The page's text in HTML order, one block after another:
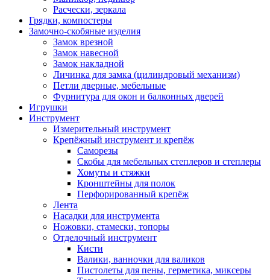
Расчески, зеркала
Грядки, компостеры
Замочно-скобяные изделия
Замок врезной
Замок навесной
Замок накладной
Личинка для замка (цилиндровый механизм)
Петли дверные, мебельные
Фурнитура для окон и балконных дверей
Игрушки
Инструмент
Измерительный инструмент
Крепёжный инструмент и крепёж
Саморезы
Скобы для мебельных степлеров и степлеры
Хомуты и стяжки
Кронштейны для полок
Перфорированный крепёж
Лента
Насадки для инструмента
Ножовки, стамески, топоры
Отделочный инструмент
Кисти
Валики, ванночки для валиков
Пистолеты для пены, герметика, миксеры